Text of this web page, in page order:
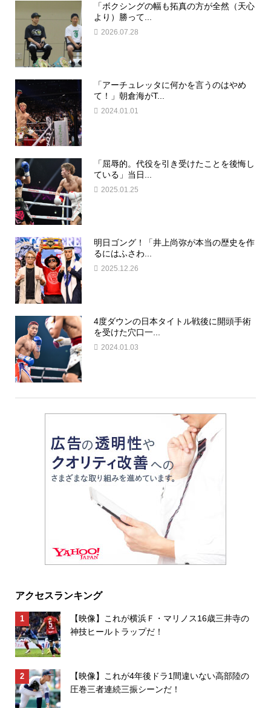
「ボクシングの幅も拓真の方が全然（天心
より）勝って...
2026.07.28
「アーチュレッタに何かを言うのはやめ
て！」朝倉海がT...
2024.01.01
「屈辱的。代役を引き受けたことを後悔し
ている」当日...
2025.01.25
明日ゴング！「井上尚弥が本当の歴史を作
るにはふさわ...
2025.12.26
4度ダウンの日本タイトル戦後に開頭手術
を受けた穴口一...
2024.01.03
アクセスランキング
【映像】これが横浜Ｆ・マリノス16歳三井寺の
神技ヒールトラップだ！
【映像】これが4年後ドラ1間違いない高部陸の
圧巻三者連続三振シーンだ！